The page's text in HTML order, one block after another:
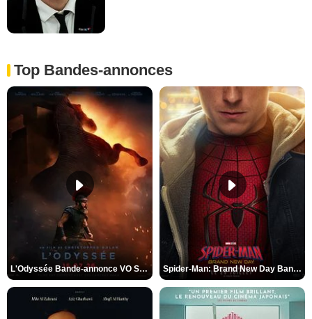
Top Bandes-annonces
L'Odyssée Bande-annonce VO STFR Spider-Man: Brand New Day Bande-annonce VO STFR